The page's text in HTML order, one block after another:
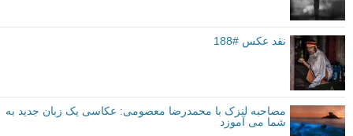
نقد عکس #188
مصاحبه لنزک با محمدرضا معصومی: عکاسی یک زبان جدید به
شما می آموزد